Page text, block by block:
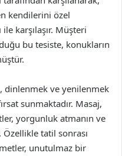
kendilerini özel
karşılaşır. Müşteri
bu tesiste, konukların
dinlenmek ve yenilenmek
sunmaktadır. Masaj,
yorgunluk atmanın ve
Özellikle tatil sonrası
unutulmaz bir